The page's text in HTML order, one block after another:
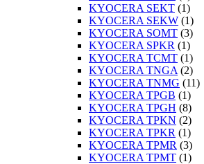
KYOCERA SEKT (1)
KYOCERA SEKW (1)
KYOCERA SOMT (3)
KYOCERA SPKR (1)
KYOCERA TCMT (1)
KYOCERA TNGA (2)
KYOCERA TNMG (11)
KYOCERA TPGB (1)
KYOCERA TPGH (8)
KYOCERA TPKN (2)
KYOCERA TPKR (1)
KYOCERA TPMR (3)
KYOCERA TPMT (1)